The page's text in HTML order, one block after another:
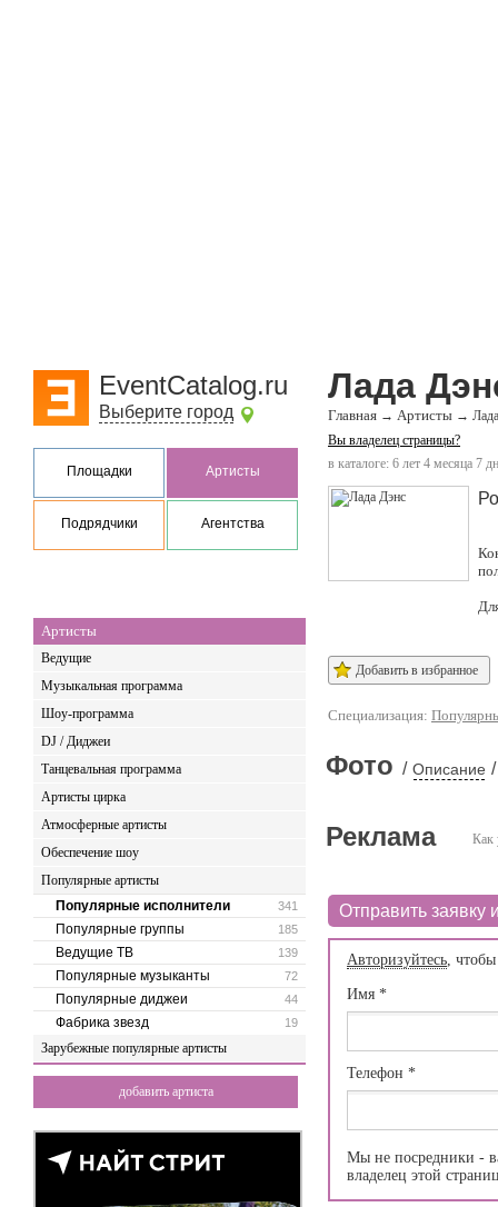
EventCatalog.ru
Выберите город
Площадки Артисты
Подрядчики Агентства
Артисты
Ведущие
Музыкальная программа
Шоу-программа
DJ / Диджеи
Танцевальная программа
Артисты цирка
Атмосферные артисты
Обеспечение шоу
Популярные артисты
341
Популярные исполнители
185
Популярные группы
139
Ведущие ТВ
72
Популярные музыканты
44
Популярные диджеи
19
Фабрика звезд
Зарубежные популярные артисты
добавить артиста
Лада
Главная → Артисты →
Вы владелец страницы?
в каталоге: 6 лет 4 месяца 7
Добавить в избранное
Специализация:
Фото / Описание /
Как
Реклама
Отправить заявку
Авторизуйтесь,
Имя *
Телефон *
Мы не посредники -
владелец этой